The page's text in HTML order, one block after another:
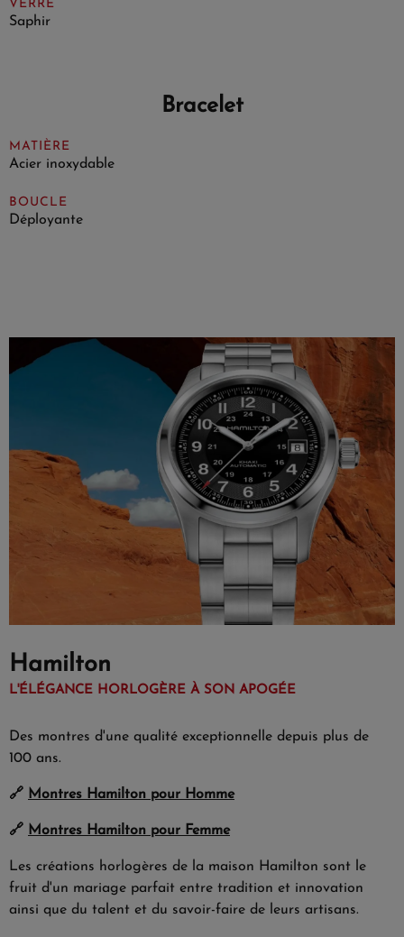
VERRE
Saphir
Bracelet
MATIÈRE
Acier inoxydable
BOUCLE
Déployante
Hamilton
L'ÉLÉGANCE HORLOGÈRE À SON APOGÉE
Des montres d'une qualité exceptionnelle depuis plus de
100 ans.
🔗 Montres Hamilton pour Homme
🔗 Montres Hamilton pour Femme
Les créations horlogères de la maison Hamilton sont le
fruit d'un mariage parfait entre tradition et innovation
ainsi que du talent et du savoir-faire de leurs artisans.